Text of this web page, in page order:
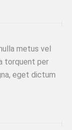
metus vel
torquent per
eget dictum